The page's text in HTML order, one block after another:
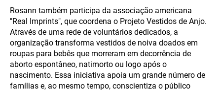
Rosann também participa da associação americana
"Real Imprints", que coordena o Projeto Vestidos de Anjo.
Através de uma rede de voluntários dedicados, a
organização transforma vestidos de noiva doados em
roupas para bebês que morreram em decorrência de
aborto espontâneo, natimorto ou logo após o
nascimento. Essa iniciativa apoia um grande número de
famílias e, ao mesmo tempo, conscientiza o público